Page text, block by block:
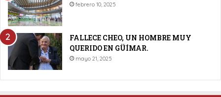
febrero 10, 2025
FALLECE CHEO, UN HOMBRE MUY
QUERIDO EN GÜÍMAR.
mayo 21, 2025